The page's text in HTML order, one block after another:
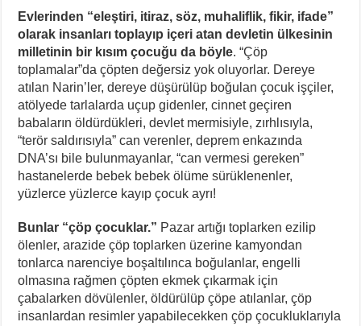
Evlerinden “eleştiri, itiraz, söz, muhaliflik, fikir, ifade”
olarak insanları toplayıp içeri atan devletin ülkesinin
milletinin bir kısım çocuğu da böyle. “Çöp
toplamalar”da çöpten değersiz yok oluyorlar. Dereye
atılan Narin’ler, dereye düşürülüp boğulan çocuk işçiler,
atölyede tarlalarda uçup gidenler, cinnet geçiren
babaların öldürdükleri, devlet mermisiyle, zırhlısıyla,
“terör saldırısıyla” can verenler, deprem enkazında
DNA’sı bile bulunmayanlar, “can vermesi gereken”
hastanelerde bebek bebek ölüme sürüklenenler,
yüzlerce yüzlerce kayıp çocuk ayrı!
Bunlar “çöp çocuklar.” Pazar artığı toplarken ezilip
ölenler, arazide çöp toplarken üzerine kamyondan
tonlarca narenciye boşaltılınca boğulanlar, engelli
olmasına rağmen çöpten ekmek çıkarmak için
çabalarken dövülenler, öldürülüp çöpe atılanlar, çöp
insanlardan resimler yapabilecekken çöp çocukluklarıyla